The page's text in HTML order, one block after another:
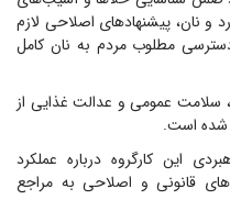
و نان، پیشنهاد‌های اصلاحی لازم
مطلوب مردم به نان کامل
سلامت عمومی و عدالت غذایی از
شده است.
این کارگروه درباره عملکرد
قانونی و اصلاحی به مراجع